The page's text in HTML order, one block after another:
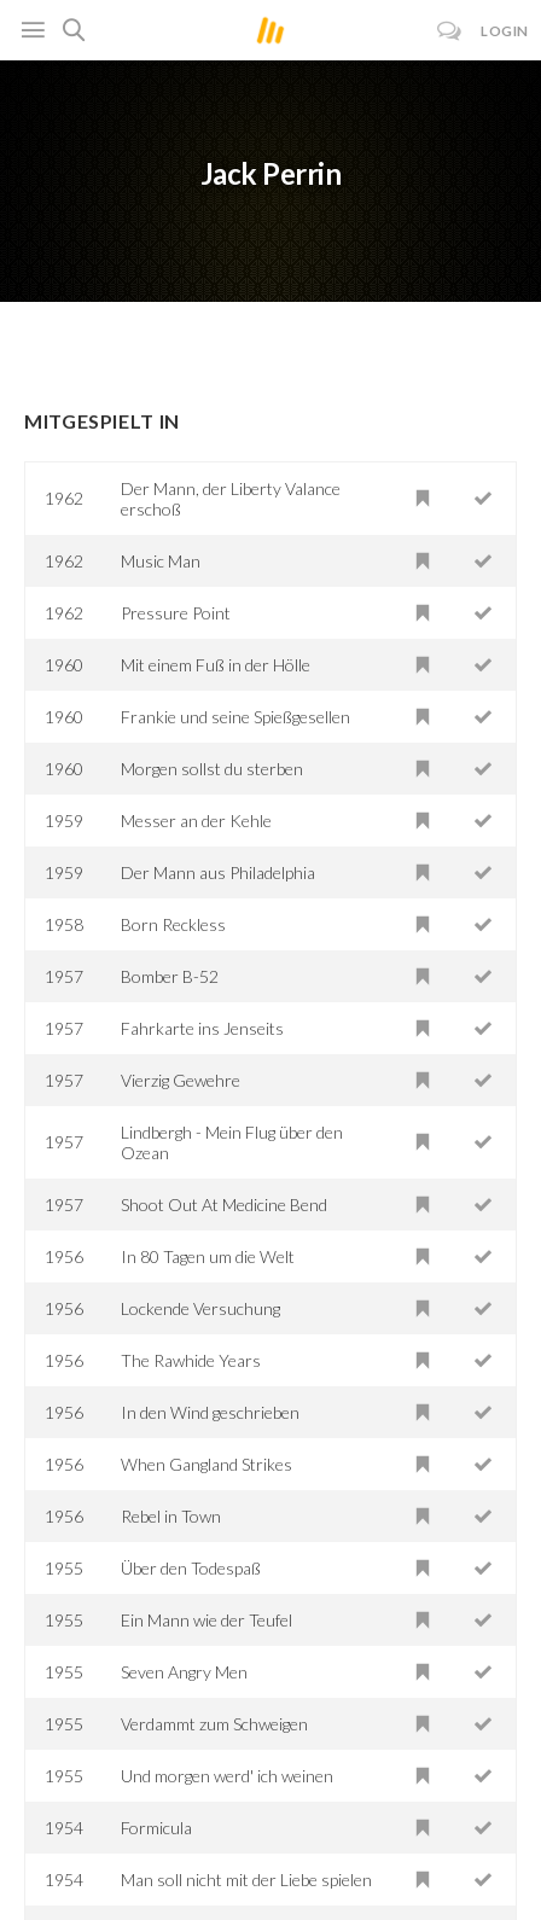
LOGIN
Jack Perrin
MITGESPIELT IN
1962
Der Mann, der Liberty Valance
erschoß
1962 Music Man
1962 Pressure Point
1960 Mit einem Fuß in der Hölle
1960 Frankie und seine Spießgesellen
1960 Morgen sollst du sterben
1959 Messer an der Kehle
1959 Der Mann aus Philadelphia
1958 Born Reckless
1957 Bomber B-52
1957 Fahrkarte ins Jenseits
1957 Vierzig Gewehre
1957
Lindbergh - Mein Flug über den
Ozean
1957 Shoot Out At Medicine Bend
1956 In 80 Tagen um die Welt
1956 Lockende Versuchung
1956 The Rawhide Years
1956 In den Wind geschrieben
1956 When Gangland Strikes
1956 Rebel in Town
1955 Über den Todespaß
1955 Ein Mann wie der Teufel
1955 Seven Angry Men
1955 Verdammt zum Schweigen
1955 Und morgen werd' ich weinen
1954 Formicula
1954 Man soll nicht mit der Liebe spielen